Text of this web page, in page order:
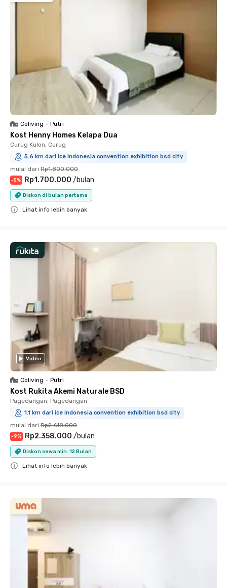
Coliving • Putri
Kost Henny Homes Kelapa Dua
Curug Kulon, Curug
5.6 km dari ice indonesia convention exhibition bsd city
mulai dari Rp1.800.000
-5% Rp1.700.000 /bulan
Diskon di bulan pertama
Lihat info lebih banyak
Video
Coliving • Putri
Kost Rukita Akemi Naturale BSD
Pagedangan, Pagedangan
1.1 km dari ice indonesia convention exhibition bsd city
mulai dari Rp2.618.000
-9% Rp2.358.000 /bulan
Diskon sewa min. 12 Bulan
Lihat info lebih banyak